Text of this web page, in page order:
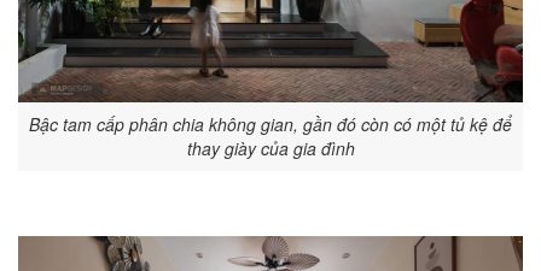
Bậc tam cấp phân chia không gian, gần đó còn có một tủ kệ để
thay giày của gia đình